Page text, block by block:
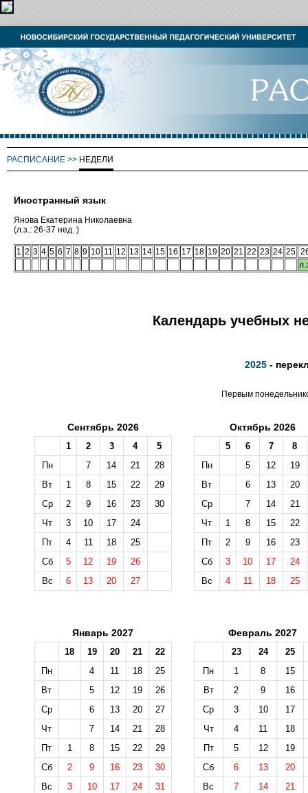
РАСПИСАНИЕ >> НЕДЕЛИ
Иностранный язык
Янова Екатерина Николаевна
(л.з.: 26-37 нед. )
1 2 3 4 5 6 7 8 9 10 11 12 13 14 15 16 17 18 19 20 21 22 23 24 25
Календарь учебных
2025 -
Первым
Сентябрь 2026
1 2 3 4
5
Пн
7 14 21
28
Вт
1 8 15 22
29
Ср
2 9 16 23
30
Чт
3 10 17
24
Пт
4 11 18
25
Сб
5 12 19
26
Вс
6 13 20 27
Октябрь 2026
5 6 7
8
Пн
5 12
19
Вт
6 13
20
Ср
7 14
21
Чт
1 8 15
22
Пт
2 9 16
23
Сб
3 10 17
24
Вс
4 11 18 25
Январь 2027
18 19 20 21
22
Пн
4 11 18
25
Вт
5 12 19
26
Ср
6 13 20
27
Чт
7 14 21
28
Пт
1 8 15 22
29
Сб
2 9 16 23
30
Вс
3 10 17 24 31
Февраль 2027
23 24
25
Пн
1 8
15
Вт
2 9
16
Ср
3 10
17
Чт
4 11
18
Пт
5 12
19
Сб
6 13
20
Вс
7 14 21